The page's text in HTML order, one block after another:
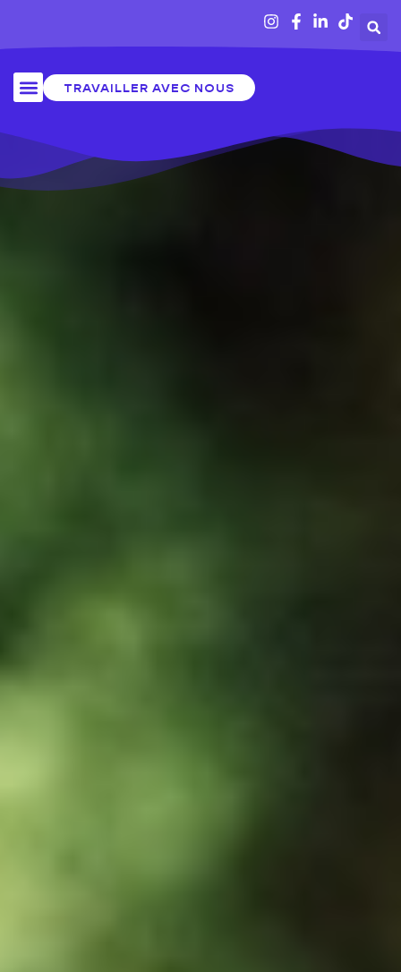
TRAVAILLER AVEC NOUS